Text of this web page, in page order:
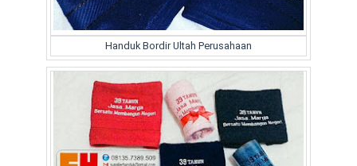
Handuk Bordir Ultah Perusahaan